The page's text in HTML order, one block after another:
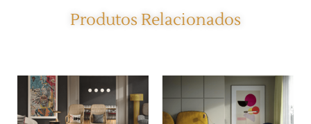
Produtos Relacionados